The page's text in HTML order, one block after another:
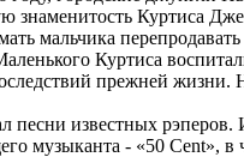
знаменитость Куртиса
мальчика
Куртиса
прежней
песни известных
музыканта - «50 Cent», в